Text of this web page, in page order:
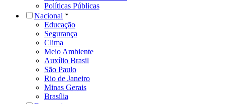
Políticas Públicas
Nacional
Educação
Segurança
Clima
Meio Ambiente
Auxílio Brasil
São Paulo
Rio de Janeiro
Minas Gerais
Brasília